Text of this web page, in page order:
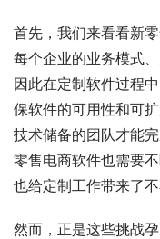
首先，我们来看看新
每个企业的业务模式
因此在定制软件过程
保软件的可用性和可
技术储备的团队才能
零售电商软件也需要
也给定制工作带来了不
然而，正是这些挑战